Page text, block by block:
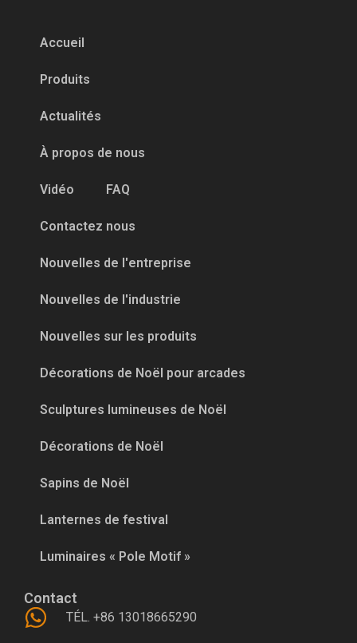
Accueil
Produits
Actualités
À propos de nous
Vidéo FAQ
Contactez nous
Nouvelles de l'entreprise
Nouvelles de l'industrie
Nouvelles sur les produits
Décorations de Noël pour arcades
Sculptures lumineuses de Noël
Décorations de Noël
Sapins de Noël
Lanternes de festival
Luminaires « Pole Motif »
Contact
TÉL. +86 13018665290